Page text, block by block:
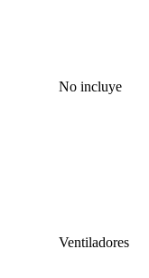
No incluye
Ventiladores